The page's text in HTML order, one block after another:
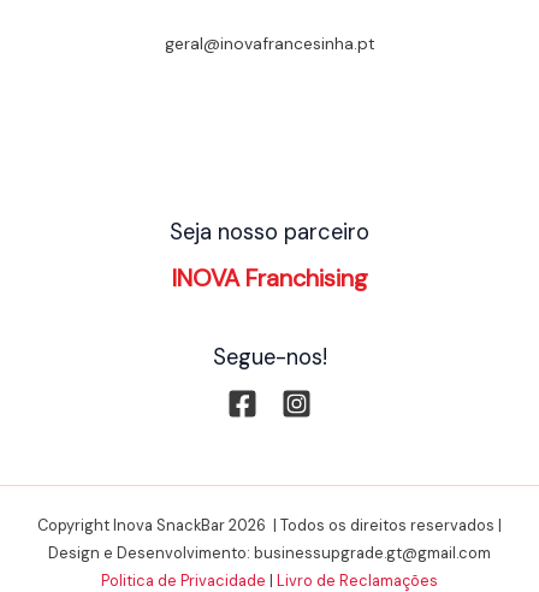
geral@inovafrancesinha.pt
Seja nosso parceiro
INOVA Franchising
Segue-nos!
Copyright Inova SnackBar 2026 | Todos os direitos reservados |
Design e Desenvolvimento: businessupgrade.gt@gmail.com
Politica de Privacidade | Livro de Reclamações